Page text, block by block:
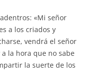
«Mi señor
a los criados y
vendrá el señor
la hora que no sabe
la suerte de los